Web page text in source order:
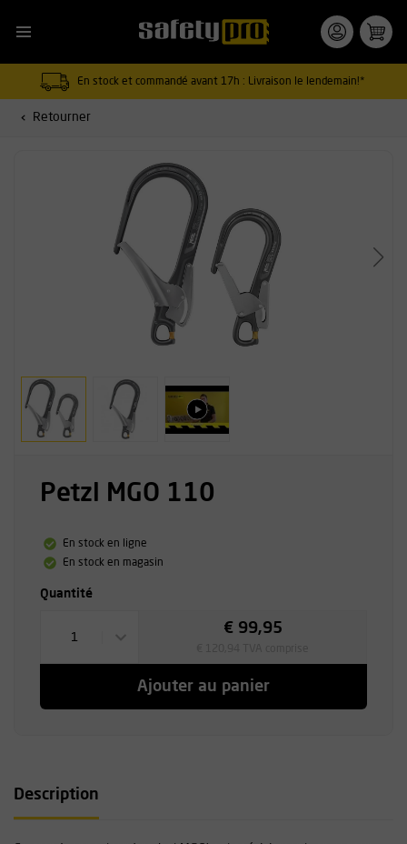
En stock et commandé avant 17h : Livraison le lendemain!*
Retourner
Petzl MGO 110
En stock en ligne
En stock en magasin
Quantité
1
€ 99,95
Ajouter au panier
Description